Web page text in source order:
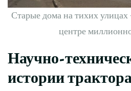
Старые дома на тихих
центре
Научно-
истории трактора